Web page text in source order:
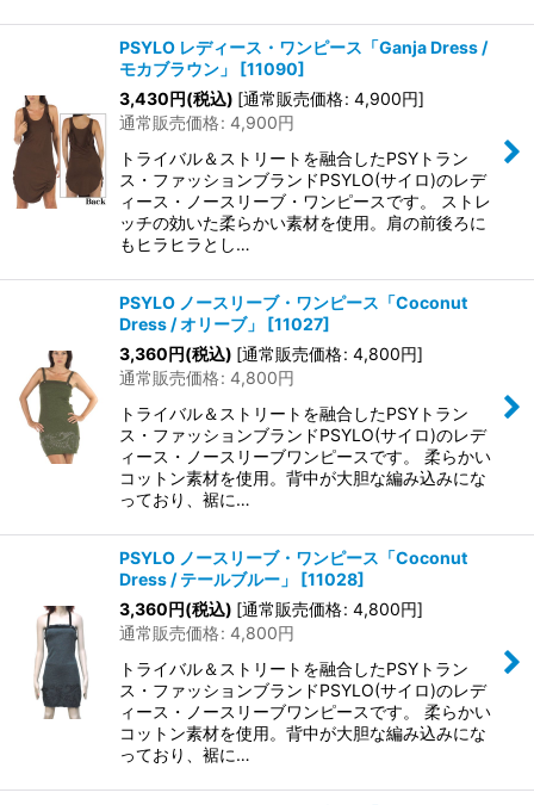
PSYLO レディース・ワンピース「Ganja Dress /
モカブラウン」
[11090]
3,430円(税込) [通常販売価格: 4,900円]
通常販売価格: 4,900円
トライバル＆ストリートを融合したPSYトラン
ス・ファッションブランドPSYLO(サイロ)のレデ
ィース・ノースリーブ・ワンピースです。 ストレ
ッチの効いた柔らかい素材を使用。肩の前後ろに
もヒラヒラとし…
PSYLO ノースリーブ・ワンピース「Coconut
Dress / オリーブ」
[11027]
3,360円(税込) [通常販売価格: 4,800円]
通常販売価格: 4,800円
トライバル＆ストリートを融合したPSYトラン
ス・ファッションブランドPSYLO(サイロ)のレデ
ィース・ノースリーブワンピースです。 柔らかい
コットン素材を使用。背中が大胆な編み込みにな
っており、裾に…
PSYLO ノースリーブ・ワンピース「Coconut
Dress / テールブルー」
[11028]
3,360円(税込) [通常販売価格: 4,800円]
通常販売価格: 4,800円
トライバル＆ストリートを融合したPSYトラン
ス・ファッションブランドPSYLO(サイロ)のレデ
ィース・ノースリーブワンピースです。 柔らかい
コットン素材を使用。背中が大胆な編み込みにな
っており、裾に…